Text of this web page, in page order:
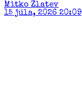
Mitko Zlatev
15 júla, 2026 20:09